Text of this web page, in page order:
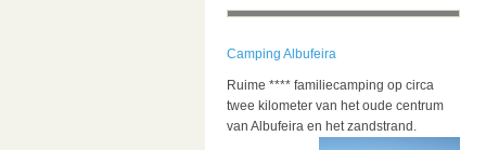
Camping Albufeira
Ruime **** familiecamping op circa
twee kilometer van het oude centrum
van Albufeira en het zandstrand.